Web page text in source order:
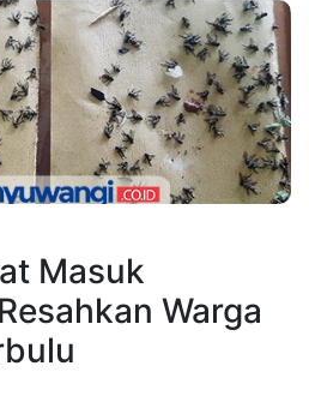
Masuk
Warga